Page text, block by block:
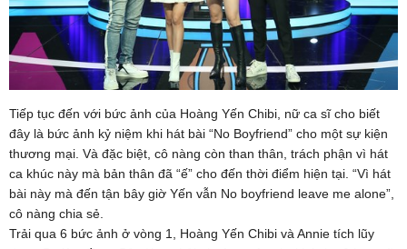
Tiếp tục đến với bức ảnh của Hoàng Yến Chibi, nữ ca sĩ cho biết
đây là bức ảnh kỷ niệm khi hát bài “No Boyfriend” cho một sự kiện
thương mại. Và đặc biệt, cô nàng còn than thân, trách phận vì hát
ca khúc này mà bản thân đã “ế” cho đến thời điểm hiện tại. “Vì hát
bài này mà đến tận bây giờ Yến vẫn No boyfriend leave me alone”,
cô nàng chia sẻ.
Trải qua 6 bức ảnh ở vòng 1, Hoàng Yến Chibi và Annie tích lũy